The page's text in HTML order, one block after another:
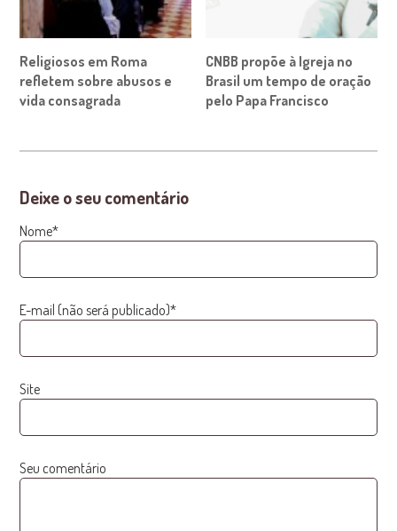
Religiosos em Roma
refletem sobre abusos e
vida consagrada
CNBB propõe à Igreja no
Brasil um tempo de oração
pelo Papa Francisco
Deixe o seu comentário
Nome*
E-mail (não será publicado)*
Site
Seu comentário